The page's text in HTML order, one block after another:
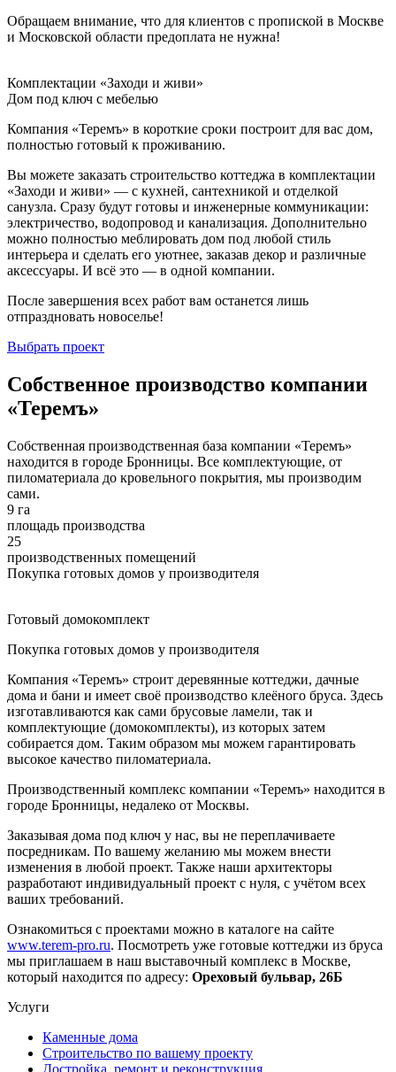
Обращаем внимание, что для клиентов с пропиской в Москве
и Московской области предоплата не нужна!
Комплектации «Заходи и живи»
Дом под ключ с мебелью
Компания «Теремъ» в короткие сроки построит для вас дом,
полностью готовый к проживанию.
Вы можете заказать строительство коттеджа в комплектации
«Заходи и живи» — с кухней, сантехникой и отделкой
санузла. Сразу будут готовы и инженерные коммуникации:
электричество, водопровод и канализация. Дополнительно
можно полностью меблировать дом под любой стиль
интерьера и сделать его уютнее, заказав декор и различные
аксессуары. И всё это — в одной компании.
После завершения всех работ вам останется лишь
отпраздновать новоселье!
Выбрать проект
Собственное производство компании
«Теремъ»
Собственная производственная база компании «Теремъ»
находится в городе Бронницы. Все комплектующие, от
пиломатериала до кровельного покрытия, мы производим
сами.
9 га
площадь производства
25
производственных помещений
Покупка готовых домов у производителя
Готовый домокомплект
Покупка готовых домов у производителя
Компания «Теремъ» строит деревянные коттеджи, дачные
дома и бани и имеет своё производство клеёного бруса. Здесь
изготавливаются как сами брусовые ламели, так и
комплектующие (домокомплекты), из которых затем
собирается дом. Таким образом мы можем гарантировать
высокое качество пиломатериала.
Производственный комплекс компании «Теремъ» находится в
городе Бронницы, недалеко от Москвы.
Заказывая дома под ключ у нас, вы не переплачиваете
посредникам. По вашему желанию мы можем внести
изменения в любой проект. Также наши архитекторы
разработают индивидуальный проект с нуля, с учётом всех
ваших требований.
Ознакомиться с проектами можно в каталоге на сайте
www.terem-pro.ru. Посмотреть уже готовые коттеджи из бруса
мы приглашаем в наш выставочный комплекс в Москве,
который находится по адресу: Ореховый бульвар, 26Б
Услуги
Каменные дома
Строительство по вашему проекту